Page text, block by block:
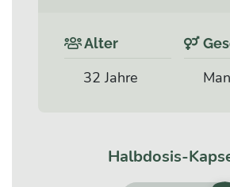
Alter
32 Jahre
Halbdosis-